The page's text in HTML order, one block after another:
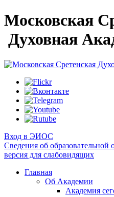
Московская
Духовная
Вход в ЭИОС
Сведения об образовательной
версия для слабовидящих
Главная
Об Академии
Академия